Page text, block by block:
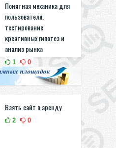
Понятная механика для
пользователя,
тестирование
креативных гипотез и
анализ рынка
1 0
Взять сайт в аренду
2 0